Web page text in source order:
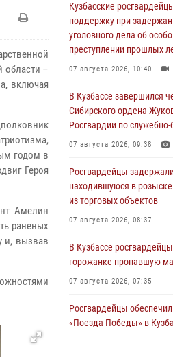
области –
включая
годом в
Героя
Амелин
раненых
и, вызвав
Кузбасские
поддержку при
уголовного дела об
преступлении прошлых
07 августа 2026, 10:40
В Кузбассе завершился
Сибирского ордена
Росгвардии по
07 августа 2026, 09:38
Росгвардейцы
находившуюся в
из торговых объектов
07 августа 2026, 08:37
В Кузбассе
горожанке пропавшую
07 августа 2026, 07:35
Росгвардейцы
«Поезда Победы» в